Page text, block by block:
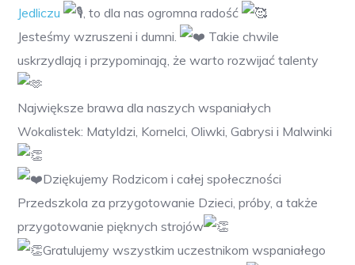
Jedliczu
, to dla nas ogromna radość
Jesteśmy wzruszeni i dumni.
Takie chwile
uskrzydlają i przypominają, że warto rozwijać talenty
Największe brawa dla naszych wspaniałych
Wokalistek: Matyldzi, Kornelci, Oliwki, Gabrysi i Malwinki
Dziękujemy Rodzicom i całej społeczności
Przedszkola za przygotowanie Dzieci, próby, a także
przygotowanie pięknych strojów
Gratulujemy wszystkim uczestnikom wspaniałego